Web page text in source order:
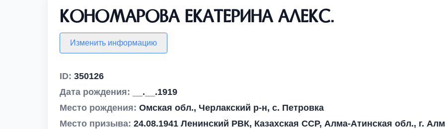
Кономарова Екатерина Алекс.
Изменить информацию
ID: 350126
Дата рождения:
__.__.1919
Место рождения: Омская обл., Черлакский р-н, с. Петровка
Место призыва: 24.08.1941 Ленинский РВК, Казахская ССР, Алма-Атинская обл., г.